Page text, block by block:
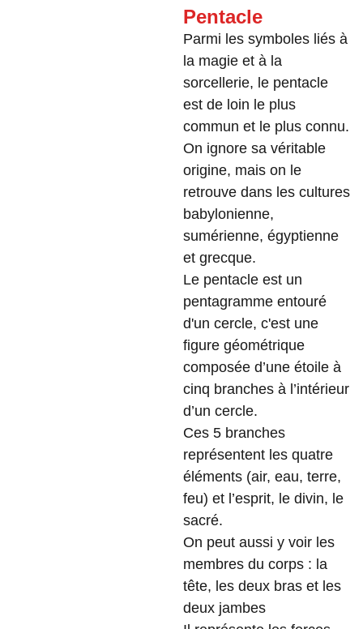
Pentacle
Parmi les symboles liés à
la magie et à la
sorcellerie, le pentacle
est de loin le plus
commun et le plus connu.
On ignore sa véritable
origine, mais on le
retrouve dans les cultures
babylonienne,
sumérienne, égyptienne
et grecque.
Le pentacle est un
pentagramme entouré
d'un cercle, c'est une
figure géométrique
composée d’une étoile à
cinq branches à l’intérieur
d’un cercle.
Ces 5 branches
représentent les quatre
éléments (air, eau, terre,
feu) et l’esprit, le divin, le
sacré.
On peut aussi y voir les
membres du corps : la
tête, les deux bras et les
deux jambes